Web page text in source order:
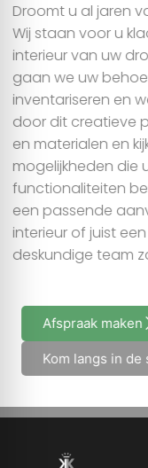
Droomt u al jaren
Wij staan voor u
interieur van uw
gaan we uw
inventariseren en
door dit creatieve
en materialen en
mogelijkheden
functionaliteiten
een passende
interieur of juist
deskundige team
Afspraak
Kom langs in